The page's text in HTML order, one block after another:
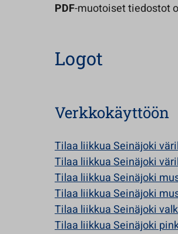
PDF-muotoiset tiedostot
Logot
Verkkokäyttöön
Tilaa liikkua Seinäjoki
Tilaa liikkua Seinäjoki
Tilaa liikkua Seinäjoki
Tilaa liikkua Seinäjoki
Tilaa liikkua Seinäjoki
Tilaa liikkua Seinäjoki